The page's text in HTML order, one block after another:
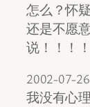
怎么？怀疑
还是不愿
说！！！
2002-07-
我没有心